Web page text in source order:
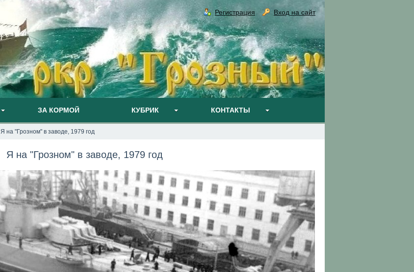
Регистрация Вход на сайт
ЗА КОРМОЙ КУБРИК КОНТАКТЫ
Я на "Грозном" в заводе, 1979 год
Я на "Грозном" в заводе, 1979 год